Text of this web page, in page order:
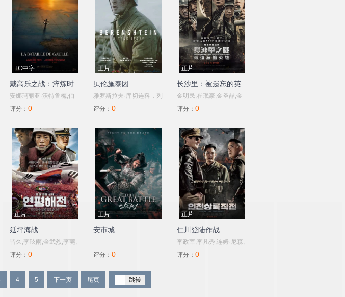
TC中字
戴高乐之战：淬炼时
代
安娜玛丽亚·沃特鲁梅,伯
努瓦·马吉梅尔,尼尔斯·施
蒙·阿布卡瑞安,卡西·莫泰·
克莱恩,卡里姆·莱克路,马
修·卡索维茨,丹尼尔·贝茨,
斯蒂芬·坎贝尔·莫尔,西蒙·
拉塞尔·比尔,坎贝尔·斯科
特,皮普·托伦斯,格莱戈尔·
科林,汤姆·米森,安东尼
评分： 0
正片
贝伦施泰因
雅罗斯拉夫·库切连科，列
昂尼德·贝伦斯坦，安东·
辛，莉莉娅·奥斯塔波维奇
评分： 0
正片
长沙里：被遗忘的英..
金明民,崔珉豪,金圣喆,金
仁权,郭时旸,梅根·福克斯,
评分： 0
正片
延坪海战
晋久,李玹雨,金武烈,李莞,
李清娥
评分： 0
正片
安市城
评分： 0
正片
仁川登陆作战
李政宰,李凡秀,连姆·尼森,
郑俊镐,金秉玉,秋山成勋,
评分： 0
4 5 下一页 尾页